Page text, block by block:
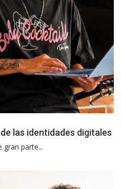
las identidades digitales
gran parte...